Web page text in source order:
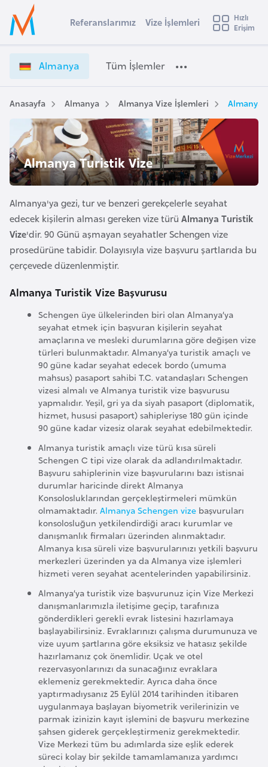
Ülke Seçimi
Başvuru yapmak istediğiniz ülkeyi seçin
Üye
Girişi
l
a
n
a
V
i
z
e
İ
ş
l
e
m
l
e
r
e
t
ş
i
Referanslarımız Vize İşlemleri
Hızlı
Erişim
Almanya Tüm İşlemler
Anasayfa Almanya Almanya Vize İşlemleri Almanya
Almanya Turistik Vize
Almanya'ya gezi, tur ve benzeri gerekçelerle seyahat
edecek kişilerin alması gereken vize türü Almanya Turistik
Vize'dir. 90 Günü aşmayan seyahatler Schengen vize
prosedürüne tabidir. Dolayısıyla vize başvuru şartlarıda bu
çerçevede düzenlenmiştir.
Almanya Turistik Vize Başvurusu
Schengen üye ülkelerinden biri olan Almanya’ya
seyahat etmek için başvuran kişilerin seyahat
amaçlarına ve mesleki durumlarına göre değişen vize
türleri bulunmaktadır. Almanya’ya turistik amaçlı ve
90 güne kadar seyahat edecek bordo (umuma
mahsus) pasaport sahibi T.C. vatandaşları Schengen
vizesi almalı ve Almanya turistik vize başvurusu
yapmalıdır. Yeşil, gri ya da siyah pasaport (diplomatik,
hizmet, hususi pasaport) sahipleriyse 180 gün içinde
90 güne kadar vizesiz olarak seyahat edebilmektedir.
Almanya turistik amaçlı vize türü kısa süreli
Schengen C tipi vize olarak da adlandırılmaktadır.
Başvuru sahiplerinin vize başvurularını bazı istisnai
durumlar haricinde direkt Almanya
Konsolosluklarından gerçekleştirmeleri mümkün
olmamaktadır. Almanya Schengen vize başvuruları
konsolosluğun yetkilendirdiği aracı kurumlar ve
danışmanlık firmaları üzerinden alınmaktadır.
Almanya kısa süreli vize başvurularınızı yetkili başvuru
merkezleri üzerinden ya da Almanya vize işlemleri
hizmeti veren seyahat acentelerinden yapabilirsiniz.
Almanya’ya turistik vize başvurunuz için Vize Merkezi
danışmanlarımızla iletişime geçip, tarafınıza
gönderdikleri gerekli evrak listesini hazırlamaya
başlayabilirsiniz. Evraklarınızı çalışma durumunuza ve
vize uyum şartlarına göre eksiksiz ve hatasız şekilde
hazırlamanız çok önemlidir. Uçak ve otel
rezervasyonlarınızı da sunacağınız evraklara
eklemeniz gerekmektedir. Ayrıca daha önce
yaptırmadıysanız 25 Eylül 2014 tarihinden itibaren
uygulanmaya başlayan biyometrik verilerinizin ve
parmak izinizin kayıt işlemini de başvuru merkezine
şahsen giderek gerçekleştirmeniz gerekmektedir.
Vize Merkezi tüm bu adımlarda size eşlik ederek
süreci kolay bir şekilde tamamlamanıza yardımcı
s
t
r
a
A
v
u
t
u
r
y
a